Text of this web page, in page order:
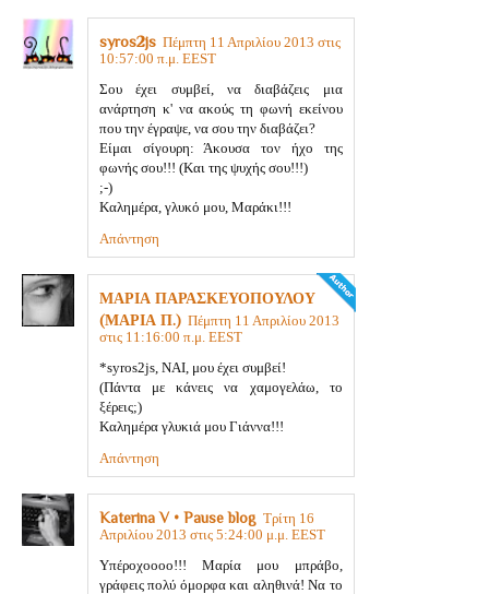
syros2js Πέμπτη 11 Απριλίου 2013 στις
10:57:00 π.μ. EEST
Σου έχει συμβεί, να διαβάζεις μια
ανάρτηση κ' να ακούς τη φωνή εκείνου
που την έγραψε, να σου την διαβάζει?
Είμαι σίγουρη: Άκουσα τον ήχο της
φωνής σου!!! (Και της ψυχής σου!!!)
;-)
Καλημέρα, γλυκό μου, Μαράκι!!!
Απάντηση
ΜΑΡΙΑ ΠΑΡΑΣΚΕΥΟΠΟΥΛΟΥ
(ΜΑΡΙΑ Π.) Πέμπτη 11 Απριλίου 2013
στις 11:16:00 π.μ. EEST
*syros2js, ΝΑΙ, μου έχει συμβεί!
(Πάντα με κάνεις να χαμογελάω, το
ξέρεις;)
Καλημέρα γλυκιά μου Γιάννα!!!
Απάντηση
Katerina V • Pause blog Τρίτη 16
Απριλίου 2013 στις 5:24:00 μ.μ. EEST
Υπέροχοοοο!!! Μαρία μου μπράβο,
γράφεις πολύ όμορφα και αληθινά! Να το